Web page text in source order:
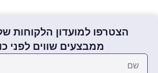
הצטרפו למועדון הלקוחות
ממבצעים שווים לפני